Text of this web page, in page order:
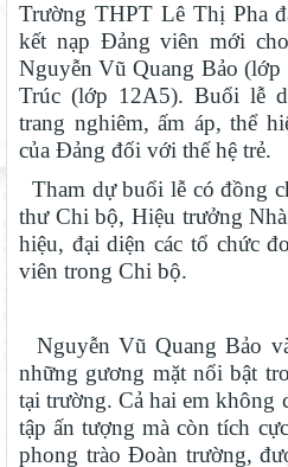
Trường THPT Lê Thị Pha
kết nạp Đảng viên mới
Nguyễn Vũ Quang Bảo
Trúc (lớp 12A5). Buổi lễ
trang nghiêm, ấm áp, thể
của Đảng đối với thế hệ trẻ.
Tham dự buổi lễ có đồng
thư Chi bộ, Hiệu trưởng
hiệu, đại diện các tổ chức
viên trong Chi bộ.
Nguyễn Vũ Quang Bảo
những gương mặt nổi bật
tại trường. Cả hai em không
tập ấn tượng mà còn tích
phong trào Đoàn trường,